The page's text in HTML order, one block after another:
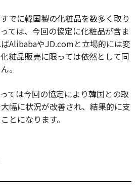
でに韓国製の化粧品を数多く取り
ては、今回の協定に化粧品が含ま
AlibabaやJD.comと立場的には変
粧品販売に限っては依然として同
。
ては今回の協定により韓国との取
幅に状況が改善され、結果的に支
とになります。